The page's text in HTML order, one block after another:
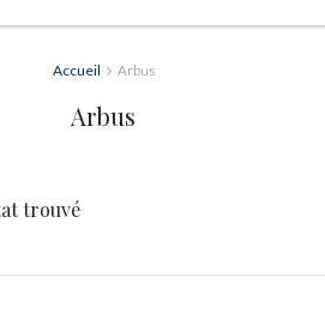
Accueil Arbus
Arbus
trouvé